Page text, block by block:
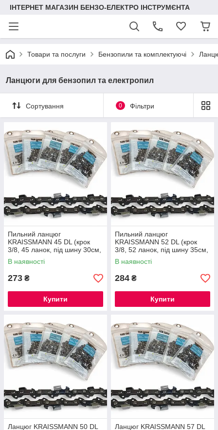
ІНТЕРНЕТ МАГАЗИН БЕНЗО-ЕЛЕКТРО ІНСТРУМЄНТА
Товари та послуги Бензопили та комплектуючі
Ланцюги для бензопил та електропил
Сортування 0 Фільтри
Пильний ланцюг
KRAISSMANN 45 DL (крок
3/8, 45 ланок, під шину 30см,
супер-зуб)
В наявності
273 ₴
Купити
Пильний ланцюг
KRAISSMANN 52 DL (крок
3/8, 52 ланок, під шину 35см,
супер-зуб)
В наявності
284 ₴
Купити
Ланцюг KRAISSMANN 50 DL
Ланцюг KRAISSMANN 57 DL